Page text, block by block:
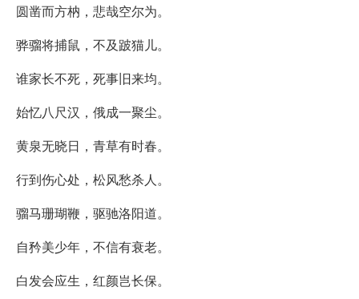
圆凿而方枘，悲哉空尔为。
骅骝将捕鼠，不及跛猫儿。
谁家长不死，死事旧来均。
始忆八尺汉，俄成一聚尘。
黄泉无晓日，青草有时春。
行到伤心处，松风愁杀人。
骝马珊瑚鞭，驱驰洛阳道。
自矜美少年，不信有衰老。
白发会应生，红颜岂长保。